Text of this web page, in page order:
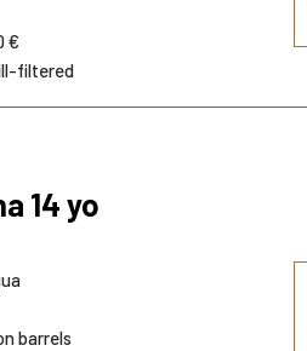
€
filtered
14 yo
barrels